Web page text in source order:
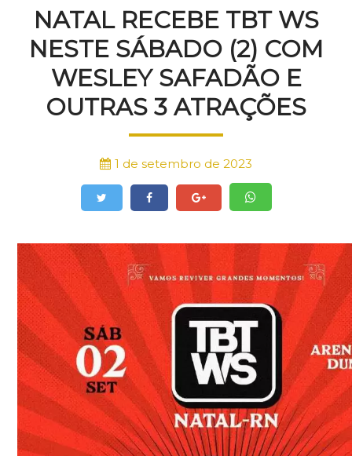
NATAL RECEBE TBT WS
NESTE SÁBADO (2) COM
WESLEY SAFADÃO E
OUTRAS 3 ATRAÇÕES
1 de setembro de 2023